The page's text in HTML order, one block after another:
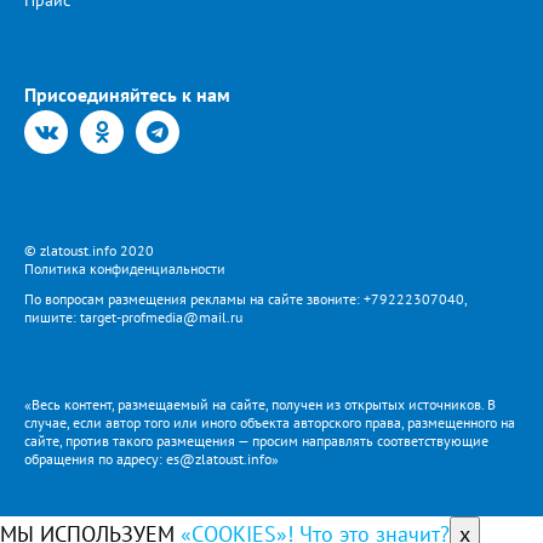
Присоединяйтесь к нам
© zlatoust.info 2020
Политика конфиденциальности
По вопросам размещения рекламы на сайте звоните: +79222307040,
пишите: target-profmedia@mail.ru
«Весь контент, размещаемый на сайте, получен из открытых источников. В
случае, если автор того или иного объекта авторского права, размещенного на
сайте, против такого размещения — просим направлять соответствующие
обращения по адресу: es@zlatoust.info»
МЫ ИСПОЛЬЗУЕМ «COOKIES»! Что это значит? x